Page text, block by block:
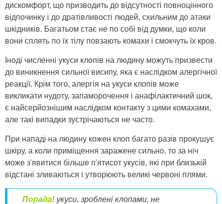
дискомфорт, що призводить до відсутності повноцінного
відпочинку і до дратівливості людей, схильним до атаки
шкідників. Багатьом стає не по собі від думки, що коли
вони сплять по їх тілу повзають комахи і смокчуть їх кров.
Іноді численні укуси клопів на людину можуть призвести
до виникнення сильної висипу, яка є наслідком алергічної
реакції. Крім того, алергія на укуси клопів може
викликати нудоту, запаморочення і анафілактичний шок,
є найсерйознішим наслідком контакту з цими комахами,
але такі випадки зустрічаються не часто.
При нападі на людину кожен клоп багато разів прокушує
шкіру, а коли приміщення заражене сильно, то за ніч
може з'явитися більше п'ятисот укусів, які при близькій
відстані зливаються і утворюють великі червоні плями.
Порада! укуси, зроблені клопами, не